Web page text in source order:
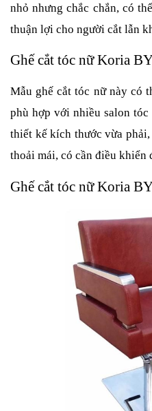
nhỏ nhưng chắc chắn, có
thuận lợi cho người cắt lẫn
Ghế cắt tóc nữ Koria
Mẫu ghế cắt tóc nữ này có
phù hợp với nhiều salon
thiết kế kích thước vừa
thoải mái, có cần điều khiển
Ghế cắt tóc nữ Koria